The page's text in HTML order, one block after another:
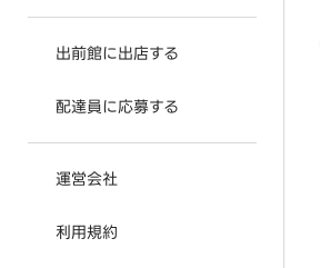
出前館に出店する
配達員に応募する
運営会社
利用規約